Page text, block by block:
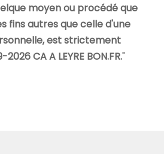
moyen ou procédé que
fins autres que celle d'une
est strictement
CA A LEYRE BON.FR."